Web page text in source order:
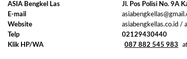
ASIA Bengkel Las
Jl. Pos Polisi No. 9A
E-mail
Website
asiabengkellas.co.id /
Telp
02129430440
Klik HP/WA
087 882 545 983